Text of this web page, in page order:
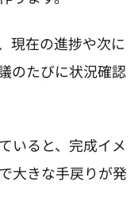
現在の進捗や次に
のたびに状況確認
いると、完成イメ
大きな手戻りが発